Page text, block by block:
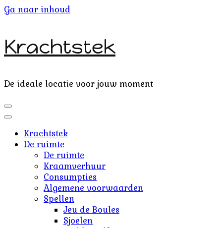
Ga naar inhoud
Krachtstek
De ideale locatie voor jouw moment
Krachtstek
De ruimte
De ruimte
Kraamverhuur
Consumpties
Algemene voorwaarden
Spellen
Jeu de Boules
Sjoelen